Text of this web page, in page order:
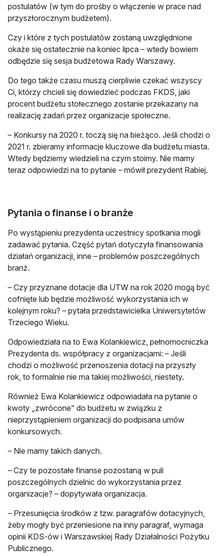
postulatów (w tym do prośby o włączenie w prace nad
przyszłorocznym budżetem).
Czy i które z tych postulatów zostaną uwzględnione
okaże się ostatecznie na koniec lipca – wtedy bowiem
odbędzie się sesja budżetowa Rady Warszawy.
Do tego także czasu muszą cierpliwie czekać wszyscy
Ci, którzy chcieli się dowiedzieć podczas FKDS, jaki
procent budżetu stołecznego zostanie przekazany na
realizację zadań przez organizacje społeczne.
– Konkursy na 2020 r. toczą się na bieżąco. Jeśli chodzi o
2021 r. zbieramy informacje kluczowe dla budżetu miasta.
Wtedy będziemy wiedzieli na czym stoimy. Nie mamy
teraz odpowiedzi na to pytanie – mówił prezydent Rabiej.
Pytania o finanse i o branże
Po wystąpieniu prezydenta uczestnicy spotkania mogli
zadawać pytania. Część pytań dotyczyła finansowania
działań organizacji, inne – problemów poszczególnych
branż.
– Czy przyznane dotacje dla UTW na rok 2020 mogą być
cofnięte lub będzie możliwość wykorzystania ich w
kolejnym roku? – pytała przedstawicielka Uniwersytetów
Trzeciego Wieku.
Odpowiedziała na to Ewa Kolankiewicz, pełnomocniczka
Prezydenta ds. współpracy z organizacjami: – Jeśli
chodzi o możliwość przenoszenia dotacji na przyszły
rok, to formalnie nie ma takiej możliwości, niestety.
Również Ewa Kolankiewicz odpowiadała na pytanie o
kwoty „zwrócone” do budżetu w związku z
nieprzystąpieniem organizacji do podpisana umów
konkursowych.
– Nie mamy takich danych.
– Czy te pozostałe finanse pozostaną w puli
poszczególnych dzielnic do wykorzystania przez
organizacje? – dopytywała organizacja.
– Przesunięcia środków z tzw. paragrafów dotacyjnych,
żeby mogły być przeniesione na inny paragraf, wymaga
opinii KDS-ów i Warszawskiej Rady Działalności Pożytku
Publicznego.